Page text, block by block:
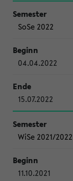
SoSe 2022
04.04.2022
15.07.2022
WiSe 2021/2022
11.10.2021